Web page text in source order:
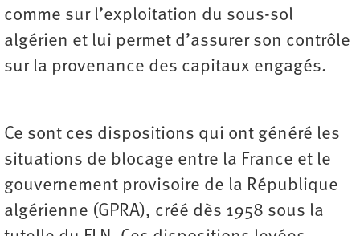
comme sur l’exploitation du sous-sol
algérien et lui permet d’assurer son contrôle
sur la provenance des capitaux engagés.
Ce sont ces dispositions qui ont généré les
situations de blocage entre la France et le
gouvernement provisoire de la République
algérienne (GPRA), créé dès 1958 sous la